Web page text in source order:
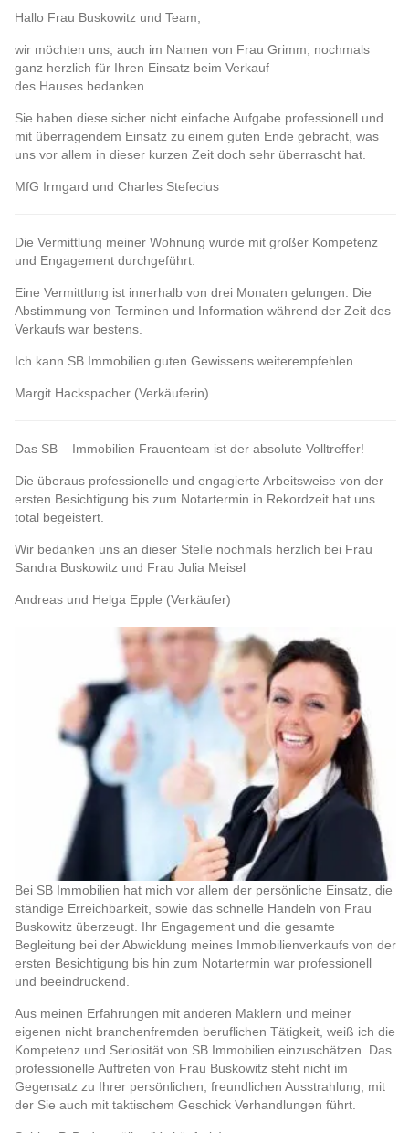
Hallo Frau Buskowitz und Team,
wir möchten uns, auch im Namen von Frau Grimm, nochmals
ganz herzlich für Ihren Einsatz beim Verkauf
des Hauses bedanken.
Sie haben diese sicher nicht einfache Aufgabe professionell und
mit überragendem Einsatz zu einem guten Ende gebracht, was
uns vor allem in dieser kurzen Zeit doch sehr überrascht hat.
MfG Irmgard und Charles Stefecius
Die Vermittlung meiner Wohnung wurde mit großer Kompetenz
und Engagement durchgeführt.
Eine Vermittlung ist innerhalb von drei Monaten gelungen. Die
Abstimmung von Terminen und Information während der Zeit des
Verkaufs war bestens.
Ich kann SB Immobilien guten Gewissens weiterempfehlen.
Margit Hackspacher (Verkäuferin)
Das SB – Immobilien Frauenteam ist der absolute Volltreffer!
Die überaus professionelle und engagierte Arbeitsweise von der
ersten Besichtigung bis zum Notartermin in Rekordzeit hat uns
total begeistert.
Wir bedanken uns an dieser Stelle nochmals herzlich bei Frau
Sandra Buskowitz und Frau Julia Meisel
Andreas und Helga Epple (Verkäufer)
Bei SB Immobilien hat mich vor allem der persönliche Einsatz, die
ständige Erreichbarkeit, sowie das schnelle Handeln von Frau
Buskowitz überzeugt. Ihr Engagement und die gesamte
Begleitung bei der Abwicklung meines Immobilienverkaufs von der
ersten Besichtigung bis hin zum Notartermin war professionell
und beeindruckend.
Aus meinen Erfahrungen mit anderen Maklern und meiner
eigenen nicht branchenfremden beruflichen Tätigkeit, weiß ich die
Kompetenz und Seriosität von SB Immobilien einzuschätzen. Das
professionelle Auftreten von Frau Buskowitz steht nicht im
Gegensatz zu Ihrer persönlichen, freundlichen Ausstrahlung, mit
der Sie auch mit taktischem Geschick Verhandlungen führt.